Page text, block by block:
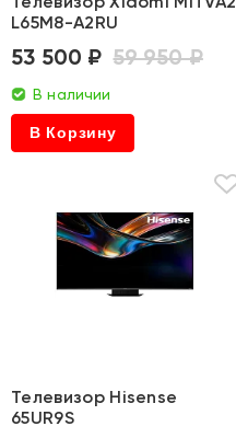
L65M8-A2RU
53 500 ₽ 59 950 ₽
В наличии
В Корзину
Телевизор Hisense
65UR9S